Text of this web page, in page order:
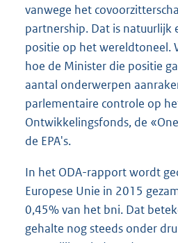
vanwege het
partnership. Dat is natuurlijk
positie op het wereldtoneel.
hoe de Minister die positie
aantal onderwerpen
parlementaire controle op
Ontwikkelingsfonds, de
de EPA's.
In het ODA-rapport wordt
Europese Unie in 2015
0,45% van het bni. Dat
gehalte nog steeds onder